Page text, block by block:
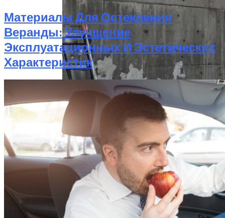
Перемены На Бумаге. Запрет 19 Е-
Добавок Де Факто Ничего Не
Запрещает
Материалы Для Остекления
Веранды: Улучшение
Эксплуатационных И Эстетических
Характеристик